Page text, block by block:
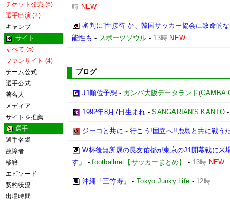
チケット発売 (6)
選手出演 (2)
キャンプ
サイト
すべて (5)
ファンサイト (4)
チーム公式
選手公式
著名人
メディア
サイトを推薦
選手
選手名鑑
故障者
移籍
エピソード
契約状況
出場時間
時 NEW
審判に“性接待”か、韓国サッカー協会に致命
能性も - スポーツソウル - 13時 NEW
ブログ
J1順位予想 - ガンバ大阪データランド(GAMBA
1992年8月7日生まれ -SANGARIAN'S KANTO
ジーコと共に～行こう!国立へ!!鹿島と共に戦う
W杯後無所属の長友佑都が東京のJ1開幕戦に来
す」
-footballnet【サッカーまとめ】 - 13時 NEW
沖縄「三竹寿」 - Tokyo Junky Life - 12時